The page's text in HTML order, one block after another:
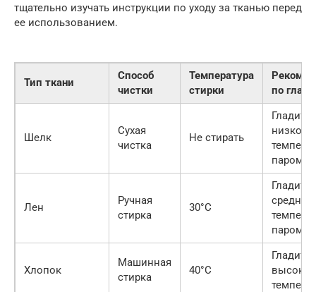
тщательно изучать инструкции по уходу за тканью перед
ее использованием.
Тип ткани
Способ
чистки
Температура
стирки
по
Шелк
Сухая
чистка
Не стирать
Гладить
низкой
паром
Лен
Ручная
стирка
30°C
Гладить
средней
паром
Хлопок
Машинная
стирка
40°C
Гладить
высокой